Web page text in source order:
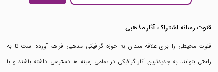
قنوت رسانه اشتراک آثار مذهبی
قنوت محیطی را برای علاقه مندان به حوزه گرافیکی مذهبی فراهم آورده است تا به
راحتی بتوانند به جدیدترین آثار گرافیکی در تمامی زمینه ها دسترسی داشته باشند و با